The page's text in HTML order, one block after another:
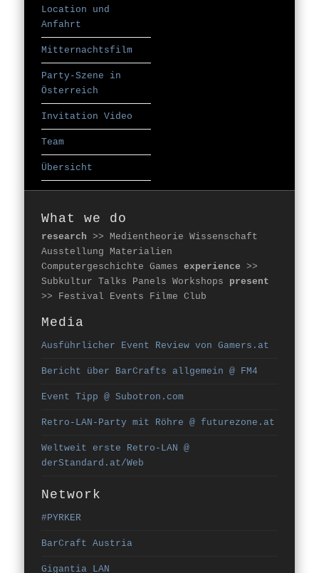
Location und
Anfahrt
Mitternachtsfilm
Party-Szene in
Österreich
Invitation Video
Team
Übersicht
What we do
research >> Medientheorie Wissenschaft
Ausstellung Materialien
Computergeschichte Gamesexperience >>
Subkultur Talks Panels Workshops present
>> Festival Events Filme Club
Media
Ausführlicher Event Review von Gamers.at
Bericht über BarCrafts allgemein @ FM4
Event Tipp @ Subotron.com
Retro-LAN-Party mit Röhre @ futurezone.at
Weltweit erste Retro-LAN @
derStandard.at/Web
Network
#PYRKER
BarCraft Austria
Gigantia LAN